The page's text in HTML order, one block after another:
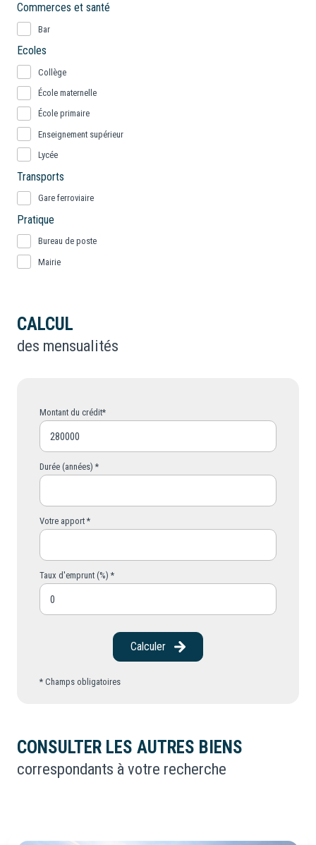
Commerces et santé
Bar
Ecoles
Collège
École maternelle
École primaire
Enseignement supérieur
Lycée
Transports
Gare ferroviaire
Pratique
Bureau de poste
Mairie
CALCUL
des mensualités
Montant du crédit*
Durée (années) *
Votre apport *
Taux d'emprunt (%) *
Calculer
* Champs obligatoires
CONSULTER LES AUTRES BIENS
correspondants à votre recherche